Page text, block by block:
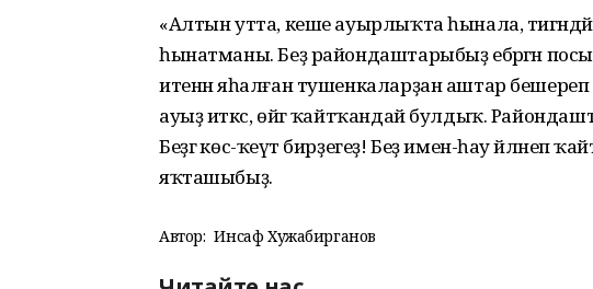
«Алтын утта, кеше ауырлыҡта һынала,
һынатманы. Беҙ райондаштарыбыҙ ебәргән
итенән яһалған тушенкаларҙан аштар
ауыҙ иткәс, өйгә ҡайтҡандай булдыҡ.
Беҙгә көс-ҡеүәт бирҙегеҙ! Беҙ имен-һау әйләнеп
яҡташыбыҙ.
Автор: Инсаф Хужабирганов